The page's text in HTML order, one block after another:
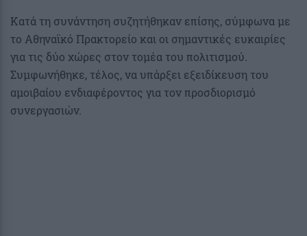
Κατά τη συνάντηση συζητήθηκαν επίσης, σύμφωνα με
το Αθηναϊκό Πρακτορείο και οι σημαντικές ευκαιρίες
για τις δύο χώρες στον τομέα του πολιτισμού.
Συμφωνήθηκε, τέλος, να υπάρξει εξειδίκευση του
αμοιβαίου ενδιαφέροντος για τον προσδιορισμό
συνεργασιών.